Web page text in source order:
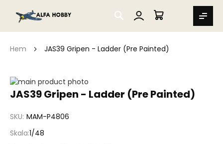
SEARCH
MIN VARUKORG
Hem JAS39 Gripen - Ladder (Pre Painted)
JAS39 Gripen - Ladder (Pre Painted)
SKU MAM-P4806
Skala 1/48
Hoppa
till
bildgalleriet
Hoppa
av
bildgalleriet